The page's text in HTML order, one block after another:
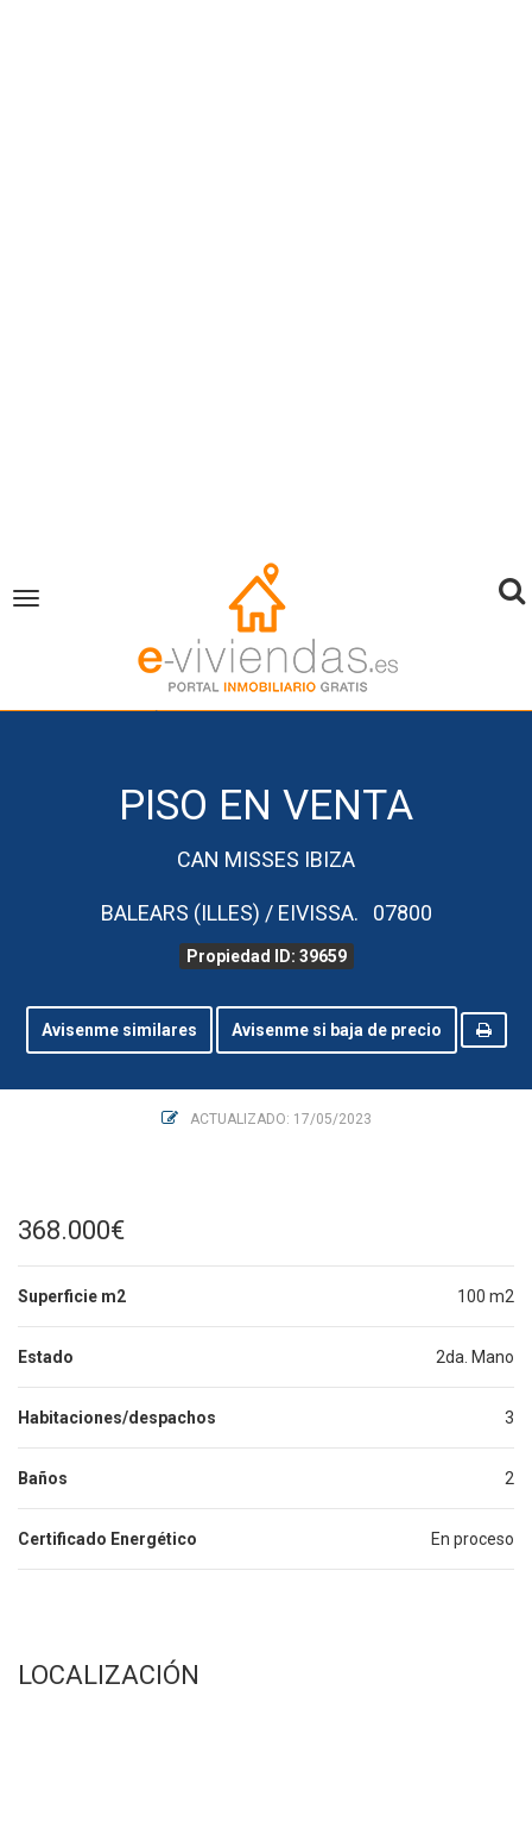
Toggle
Piso en Venta Balears (Illes)
PISO EN VENTA
CAN MISSES IBIZA
BALEARS (ILLES) / EIVISSA. 07800
Propiedad ID: 39659
Avisenme similares Avisenme si baja de precio
ACTUALIZADO: 17/05/2023
368.000€
Superficie m2 100 m2
Estado 2da. Mano
Habitaciones/despachos 3
Baños 2
Certificado Energético En proceso
LOCALIZACIÓN